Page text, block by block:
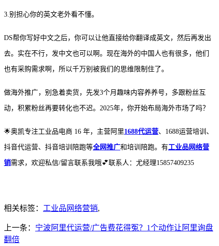
3.别担心你的英文老外看不懂。
DS帮你写好中文之后，你可以让他直接给你翻译成英文，然后再发出
去。实在不行，发中文也可以啊。现在海外的中国人也有很多，他们
也有采购需求啊，所以千万别被我们的思维限制住了。
做海外推广，别急着卖货，先发3个月趣味内容养养号，多跟粉丝互
动，积累粉丝再要转化也不迟。2025年，你开始布局海外市场了吗？
🌟奥凯专注工业品电商 16 年，主营阿里1688代运营、1688运营培训、
抖音代运营、抖音培训陪跑等全网推广和培训陪跑。有工业品网络营
销需求，欢迎私信/留言联系我哦💕联系人：尤经理15857409235
相关标签： 工业品网络营销,
上一条： 宁波阿里代运营/广告费花得冤？1个动作让阿里询盘
翻倍